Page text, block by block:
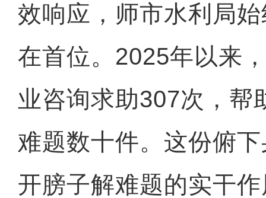
效响应，师市水利局
在首位。2025年以来
业咨询求助307次，帮
难题数十件。这份俯
开膀子解难题的实干